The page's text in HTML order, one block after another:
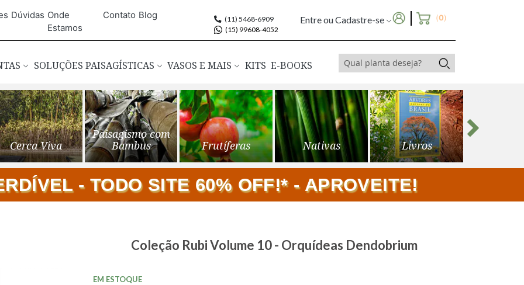
Dúvidas Onde
Estamos
Contato Blog
(11) 5468-6909
(15) 99608-4052
Entre ou Cadastre-se (0)
SOLUÇÕES PAISAGÍSTICAS VASOS E MAIS KITS E-BOOKS
Cerca Viva
Paisagismo com
Bambus
Frutíferas Nativas Livros
- TODO SITE 60% OFF!* - APROVEITE!
Coleção Rubi Volume 10 - Orquídeas Dendobrium
EM ESTOQUE